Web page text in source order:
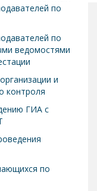
по
по
ведомостями
и
контроля
ГИА с
по